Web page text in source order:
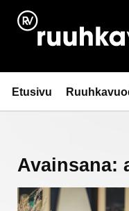
Siirry
sisältöön
Ruuhkavuodet.fi
Etusivu
Avainsana: